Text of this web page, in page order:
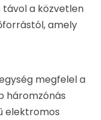
a közvetlen
amely
megfelel a
háromzónás
elektromos